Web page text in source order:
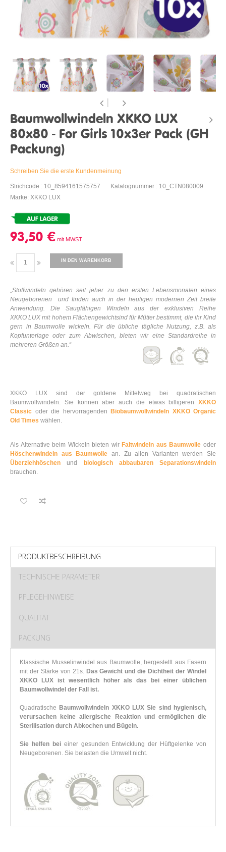
Baumwollwindeln XKKO LUX
80x80 - For Girls 10x3er Pack (GH
Packung)
Schreiben Sie die erste Kundenmeinung
Strichcode : 10_8594161575757
Katalognummer : 10_CTN080009
Marke: XKKO LUX
93,50 €
IN DEN WARENKORB
„Stoffwindeln gehören seit jeher zu den ersten Lebensmonaten eines
Neugeborenen
und finden auch in der heutigen modernen Zeit breite
Anwendung. Die Saugfähigen Windeln aus der exklusiven Reihe
XKKOLUX mit hohem Flächengewichtsind für Mütter bestimmt, die ihr Kind
gern in Baumwolle wickeln. Für die übliche tägliche Nutzung, z.B. als
Kopfunterlage oder zum Abwischen, bieten wir eine Standardreihe in
mehreren Größen an.“
XKKO LUX sind der goldene Mittelweg bei quadratischen
Baumwollwindeln. Sie können aber auch die etwas billigeren XKKO
Classic oder die hervorragenden
Biobaumwollwindeln XKKO Organic
Old Times wählen.
Als Alternative beim Wickeln bieten wir Faltwindeln aus Baumwolle oder
Höschenwindeln aus Baumwolle an. Zu allen Varianten werden Sie
Überziehhöschen und
biologisch abbaubaren Separationswindeln
brauchen.
PRODUKTBESCHREIBUNG
TECHNISCHE PARAMETER
PFLEGEHINWEISE
QUALITÄT
PACKUNG
Klassische Musselinwindel aus Baumwolle, hergestellt aus Fasern
mit der Stärke von 21s.Das Gewicht und die Dichtheit der Windel
XKKO LUX ist wesentlich höher als das bei einer üblichen
Baumwollwindel der Fall ist.
Quadratische Baumwollwindeln XKKO LUX Sie sind hygienisch,
verursachen keine allergische Reaktion und ermöglichen die
Sterilisation durch Abkochen und Bügeln.
Sie helfen bei einer gesunden Entwicklung der Hüftgelenke von
Neugeborenen. Sie belasten die Umwelt nicht.